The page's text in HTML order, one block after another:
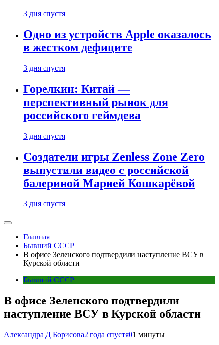
3 дня спустя
Одно из устройств Apple оказалось
в жестком дефиците
3 дня спустя
Горелкин: Китай —
перспективный рынок для
российского геймдева
3 дня спустя
Создатели игры Zenless Zone Zero
выпустили видео с российской
балериной Марией Кошкарёвой
3 дня спустя
Главная
Бывший СССР
В офисе Зеленского подтвердили наступление ВСУ в
Курской области
Бывший СССР
В офисе Зеленского подтвердили
наступление ВСУ в Курской области
Александра Д Борисова2 года спустя01 минуты